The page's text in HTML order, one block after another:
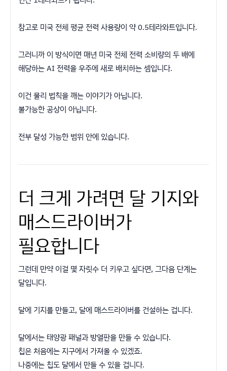
참고로 미국 전체 평균 전력 사용량이 약 0.5테라와트입니다.
그러니까 이 방식이면 매년 미국 전체 전력 소비량의 두 배에
해당하는 AI 전력을 우주에 새로 배치하는 셈입니다.
이건 물리 법칙을 깨는 이야기가 아닙니다.
불가능한 공상이 아닙니다.
전부 달성 가능한 범위 안에 있습니다.
더 크게 가려면 달 기지와
매스드라이버가
필요합니다
그런데 만약 이걸 몇 자릿수 더 키우고 싶다면, 그다음 단계는
달입니다.
달에 기지를 만들고, 달에 매스드라이버를 건설하는 겁니다.
달에서는 태양광 패널과 방열판을 만들 수 있습니다.
칩은 처음에는 지구에서 가져올 수 있겠죠.
나중에는 칩도 달에서 만들 수 있을 겁니다.